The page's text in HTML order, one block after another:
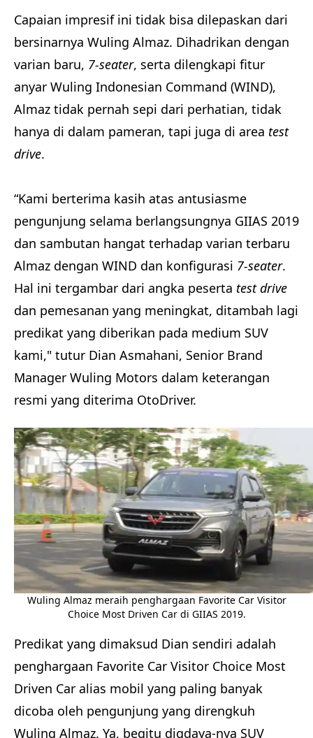
Capaian impresif ini tidak bisa dilepaskan dari
bersinarnya Wuling Almaz. Dihadrikan dengan
varian baru, 7-seater, serta dilengkapi fitur
anyar Wuling Indonesian Command (WIND),
Almaz tidak pernah sepi dari perhatian, tidak
hanya di dalam pameran, tapi juga di area test
drive.
“Kami berterima kasih atas antusiasme
pengunjung selama berlangsungnya GIIAS 2019
dan sambutan hangat terhadap varian terbaru
Almaz dengan WIND dan konfigurasi 7-seater.
Hal ini tergambar dari angka peserta test drive
dan pemesanan yang meningkat, ditambah lagi
predikat yang diberikan pada medium SUV
kami," tutur Dian Asmahani, Senior Brand
Manager Wuling Motors dalam keterangan
resmi yang diterima OtoDriver.
Wuling Almaz meraih penghargaan Favorite Car Visitor
Choice Most Driven Car di GIIAS 2019.
Predikat yang dimaksud Dian sendiri adalah
penghargaan Favorite Car Visitor Choice Most
Driven Car alias mobil yang paling banyak
dicoba oleh pengunjung yang direngkuh
Wuling Almaz. Ya, begitu digdaya-nya SUV